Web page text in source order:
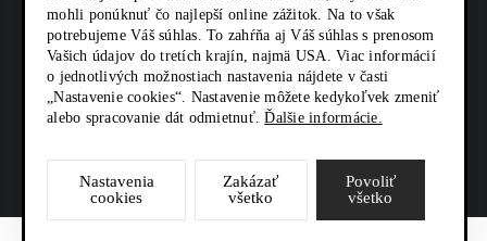
SOCIÁLNE SIETE
mohli ponúknuť čo najlepší online zážitok. Na to však
potrebujeme Váš súhlas. To zahŕňa aj Váš súhlas s prenosom
Vašich údajov do tretích krajín, najmä USA. Viac informácií
o jednotlivých možnostiach nastavenia nájdete v časti
„Nastavenie cookies“. Nastavenie môžete kedykoľvek zmeniť
alebo spracovanie dát odmietnuť.Ďalšie informácie.
Nastavenia
cookies
Zakázať
všetko
Povoliť
všetko